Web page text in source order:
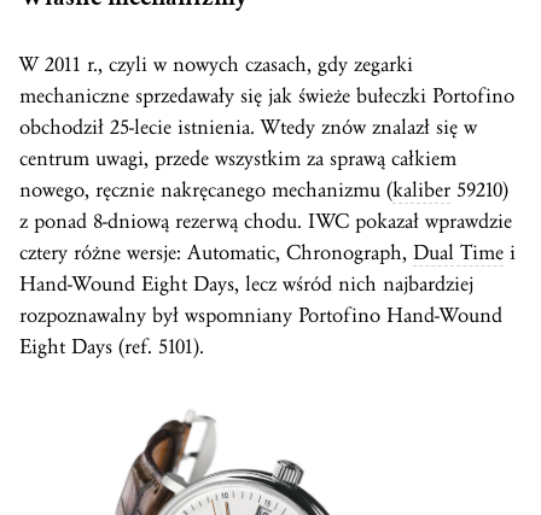
W 2011 r., czyli w nowych czasach, gdy zegarki
mechaniczne sprzedawały się jak świeże bułeczki Portofino
obchodził 25-lecie istnienia. Wtedy znów znalazł się w
centrum uwagi, przede wszystkim za sprawą całkiem
nowego, ręcznie nakręcanego mechanizmu (kaliber 59210)
z ponad 8-dniową rezerwą chodu. IWC pokazał wprawdzie
cztery różne wersje: Automatic, Chronograph, Dual Time i
Hand-Wound Eight Days, lecz wśród nich najbardziej
rozpoznawalny był wspomniany Portofino Hand-Wound
Eight Days (ref. 5101).